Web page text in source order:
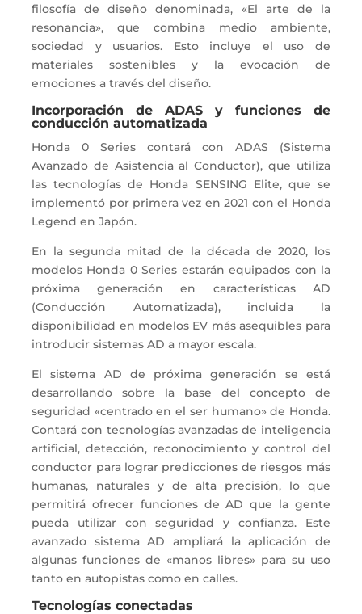
filosofía de diseño denominada, «El arte de la
resonancia», que combina medio ambiente,
sociedad y usuarios. Esto incluye el uso de
materiales sostenibles y la evocación de
emociones a través del diseño.
Incorporación de ADAS y funciones de
conducción automatizada
Honda 0 Series contará con ADAS (Sistema
Avanzado de Asistencia al Conductor), que utiliza
las tecnologías de Honda SENSING Elite, que se
implementó por primera vez en 2021 con el Honda
Legend en Japón.
En la segunda mitad de la década de 2020, los
modelos Honda 0 Series estarán equipados con la
próxima generación en características AD
(Conducción Automatizada), incluida la
disponibilidad en modelos EV más asequibles para
introducir sistemas AD a mayor escala.
El sistema AD de próxima generación se está
desarrollando sobre la base del concepto de
seguridad «centrado en el ser humano» de Honda.
Contará con tecnologías avanzadas de inteligencia
artificial, detección, reconocimiento y control del
conductor para lograr predicciones de riesgos más
humanas, naturales y de alta precisión, lo que
permitirá ofrecer funciones de AD que la gente
pueda utilizar con seguridad y confianza. Este
avanzado sistema AD ampliará la aplicación de
algunas funciones de «manos libres» para su uso
tanto en autopistas como en calles.
Tecnologías conectadas